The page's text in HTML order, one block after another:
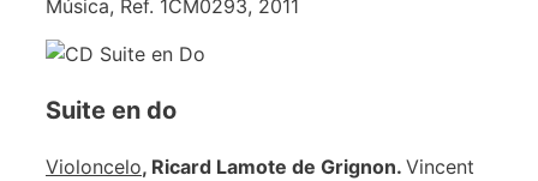
Música, Ref. 1CM0293, 2011
Suite en do
Violoncelo, Ricard Lamote de Grignon. Vincent